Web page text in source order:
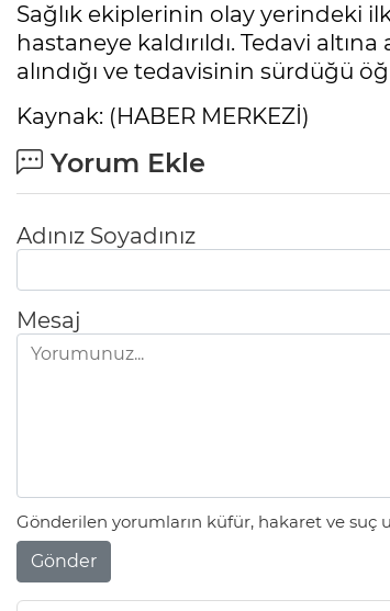
Sağlık ekiplerinin olay yerindeki
hastaneye kaldırıldı. Tedavi
alındığı ve tedavisinin sürdüğü
Kaynak: (HABER MERKEZİ)
Yorum Ekle
Adınız Soyadınız
Mesaj
Gönderilen yorumların küfür, hakaret ve suç
Gönder